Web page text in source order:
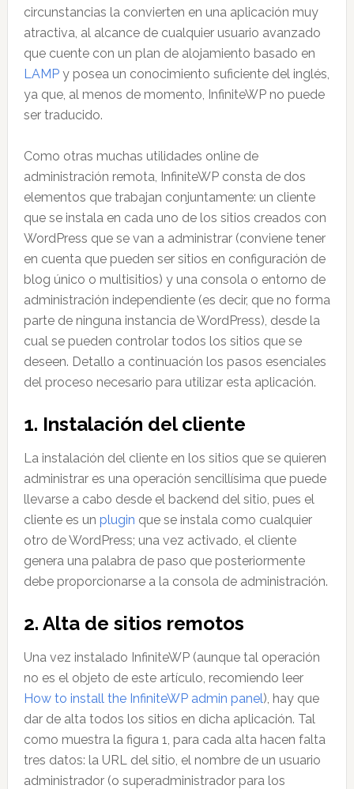
circunstancias la convierten en una aplicación muy
atractiva, al alcance de cualquier usuario avanzado
que cuente con un plan de alojamiento basado en
LAMPy posea un conocimiento suficiente del inglés,
ya que, al menos de momento, InfiniteWP no puede
ser traducido.
Como otras muchas utilidades online de
administración remota, InfiniteWP consta de dos
elementos que trabajan conjuntamente: un cliente
que se instala en cada uno de los sitios creados con
WordPress que se van a administrar (conviene tener
en cuenta que pueden ser sitios en configuración de
blog único o multisitios) y una consola o entorno de
administración independiente (es decir, que no forma
parte de ninguna instancia de WordPress), desde la
cual se pueden controlar todos los sitios que se
deseen. Detallo a continuación los pasos esenciales
del proceso necesario para utilizar esta aplicación.
1. Instalación del cliente
La instalación del cliente en los sitios que se quieren
administrar es una operación sencillísima que puede
llevarse a cabo desde el backend del sitio, pues el
cliente es un plugin que se instala como cualquier
otro de WordPress; una vez activado, el cliente
genera una palabra de paso que posteriormente
debe proporcionarse a la consola de administración.
2. Alta de sitios remotos
Una vez instalado InfiniteWP (aunque tal operación
no es el objeto de este artículo, recomiendo leer
How to install the InfiniteWP admin panel), hay que
dar de alta todos los sitios en dicha aplicación. Tal
como muestra la figura 1, para cada alta hacen falta
tres datos: la URL del sitio, el nombre de un usuario
administrador (o superadministrador para los